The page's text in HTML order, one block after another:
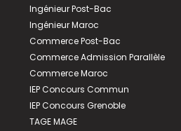
Ingénieur Post-Bac
Ingénieur Maroc
Commerce Post-Bac
Commerce Admission Parallèle
Commerce Maroc
IEP Concours Commun
IEP Concours Grenoble
TAGE MAGE